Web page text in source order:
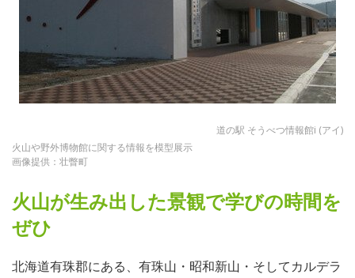
道の駅 そうべつ情報館i (アイ)
火山や野外博物館に関する情報を模型展示
画像提供：壮瞥町
火山が生み出した景観で学びの時間を
ぜひ
北海道有珠郡にある、有珠山・昭和新山・そしてカルデラ